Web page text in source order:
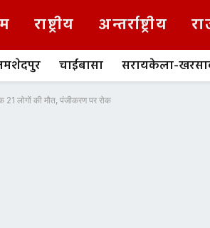
राष्ट्रीय अन्तर्राष्ट्रीय
चाईबासा सरायकेला-
21 लोगों की मौत, पंजीकरण पर रोक